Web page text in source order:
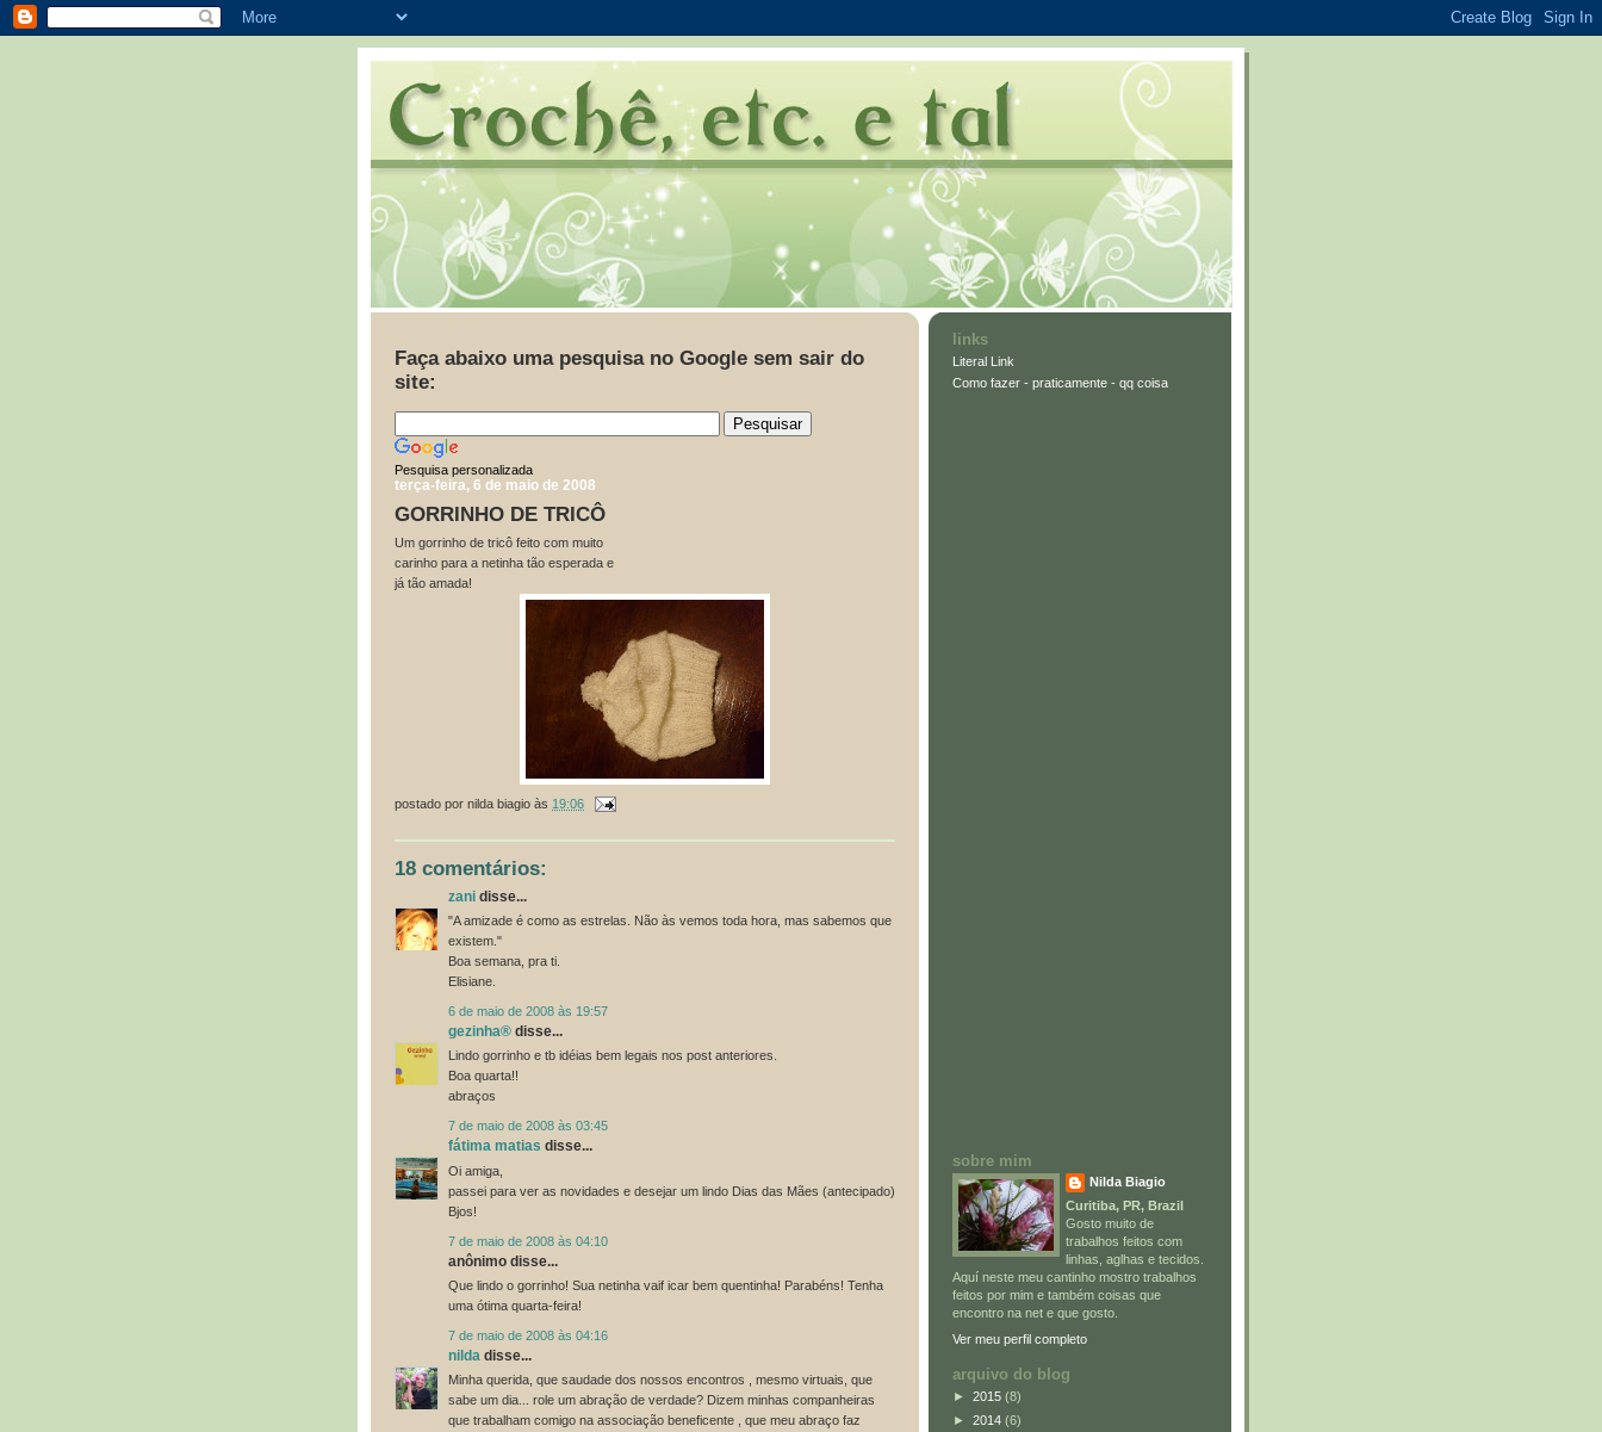
Faça abaixo uma pesquisa no Google sem sair do
site:
Pesquisa personalizada
terça-feira, 6 de maio de 2008
GORRINHO DE TRICÔ
Um gorrinho de tricô feito com muito
carinho para a netinha tão esperada e
já tão amada!
postado por nilda biagio às 19:06
18 comentários:
zani disse...
"A amizade é como as estrelas. Não às vemos toda hora, mas sabemos que
existem."
Boa semana, pra ti.
Elisiane.
6 de maio de 2008 às 19:57
gezinha® disse...
Lindo gorrinho e tb idéias bem legais nos post anteriores.
Boa quarta!!
abraços
7 de maio de 2008 às 03:45
fátima matias disse...
Oi amiga,
passei para ver as novidades e desejar um lindo Dias das Mães (antecipado)
Bjos!
7 de maio de 2008 às 04:10
anônimo disse...
Que lindo o gorrinho! Sua netinha vaif icar bem quentinha! Parabéns! Tenha
uma ótima quarta-feira!
7 de maio de 2008 às 04:16
nilda disse...
Minha querida, que saudade dos nossos encontros , mesmo virtuais, que
sabe um dia... role um abração de verdade? Dizem minhas companheiras
que trabalham comigo na associação beneficente , que meu abraço faz
links
Literal Link
Como fazer - praticamente - qq coisa
sobre mim
Nilda Biagio
Curitiba, PR, Brazil
Gosto muito de
trabalhos feitos com
linhas, aglhas e tecidos.
Aquí neste meu cantinho mostro trabalhos
feitos por mim e também coisas que
encontro na net e que gosto.
Ver meu perfil completo
arquivo do blog
► 2015 (8)
► 2014 (6)